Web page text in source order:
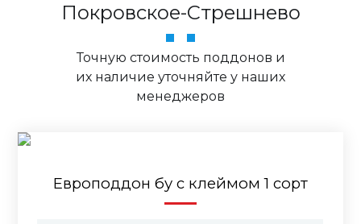
Покровское-Стрешнево
Точную стоимость поддонов и
их наличие уточняйте у наших
менеджеров
Европоддон бу с клеймом 1 сорт